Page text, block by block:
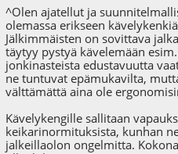
^Olen ajatellut ja
olemassa erikseen
Jälkimmäisten on sovittava
täytyy pystyä kävelemään
jonkinasteista edustavuutta
ne tuntuvat epämukavilta,
välttämättä aina ole
Kävelykengille sallitaan
keikarinormituksista, kunhan
jalkeillaolon ongelmitta.